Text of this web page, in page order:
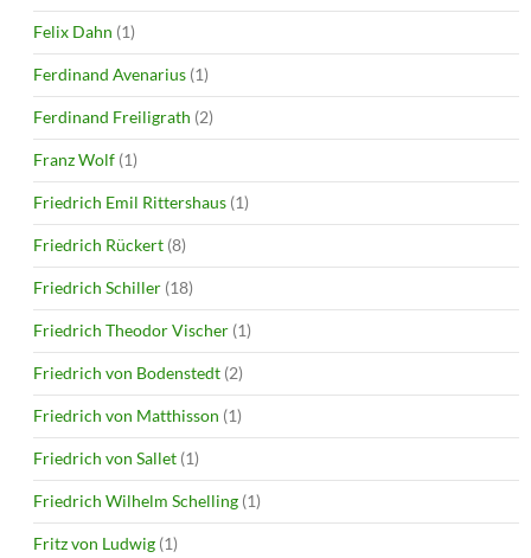
Felix Dahn (1)
Ferdinand Avenarius (1)
Ferdinand Freiligrath (2)
Franz Wolf (1)
Friedrich Emil Rittershaus (1)
Friedrich Rückert (8)
Friedrich Schiller (18)
Friedrich Theodor Vischer (1)
Friedrich von Bodenstedt (2)
Friedrich von Matthisson (1)
Friedrich von Sallet (1)
Friedrich Wilhelm Schelling (1)
Fritz von Ludwig (1)